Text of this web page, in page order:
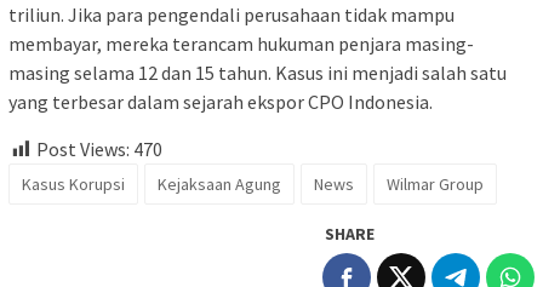
triliun. Jika para pengendali perusahaan tidak mampu
membayar, mereka terancam hukuman penjara masing-
masing selama 12 dan 15 tahun. Kasus ini menjadi salah satu
yang terbesar dalam sejarah ekspor CPO Indonesia.
Post Views: 470
Kasus Korupsi Kejaksaan Agung News Wilmar Group
SHARE